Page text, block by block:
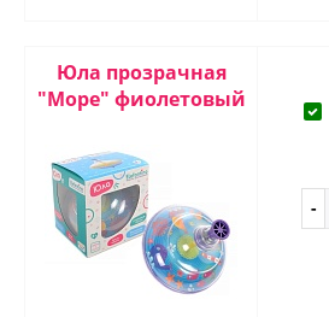
Юла прозрачная
"Море" фиолетовый